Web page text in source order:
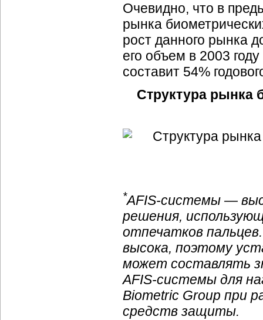
Очевидно, что в
рынка
рост данного рынка
его объем в 2003
составит 54%
Структура рынка
*AFIS-системы —
решения,
отпечатков
высока, поэтому
может составлять
AFIS-системы для
Biometric Group при
средств защиты.